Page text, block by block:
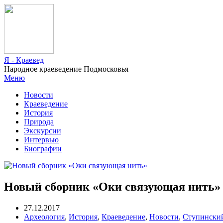
Я - Краевед
Народное краеведение Подмосковья
Меню
Новости
Краеведение
История
Природа
Экскурсии
Интервью
Биографии
Новый сборник «Оки связующая нить»
27.12.2017
Археология, История, Краеведение, Новости,